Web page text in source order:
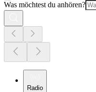
Was möchtest du anhören?
Radio